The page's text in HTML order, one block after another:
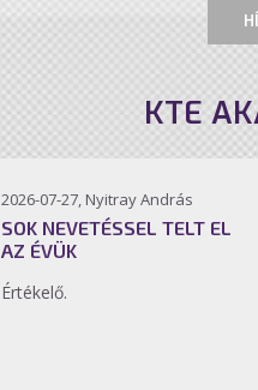
KTE
2026-07-27, Nyitray András
SOK NEVETÉSSEL TELT EL
AZ ÉVÜK
Értékelő.